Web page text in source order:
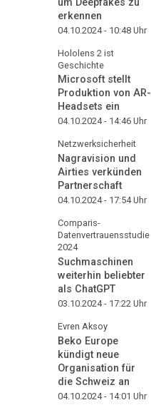
erkennen
04.10.2024 - 10:48 Uhr
Hololens 2 ist
Geschichte
Microsoft stellt
Produktion von AR-
Headsets ein
04.10.2024 - 14:46 Uhr
Netzwerksicherheit
Nagravision und
Airties verkünden
Partnerschaft
04.10.2024 - 17:54Uhr
Comparis-
Datenvertrauensstudie
2024
Suchmaschinen
weiterhin beliebter
als ChatGPT
03.10.2024 - 17:22 Uhr
Evren Aksoy
Beko Europe
kündigt neue
Organisation für
die Schweiz an
04.10.2024 - 14:01 Uhr